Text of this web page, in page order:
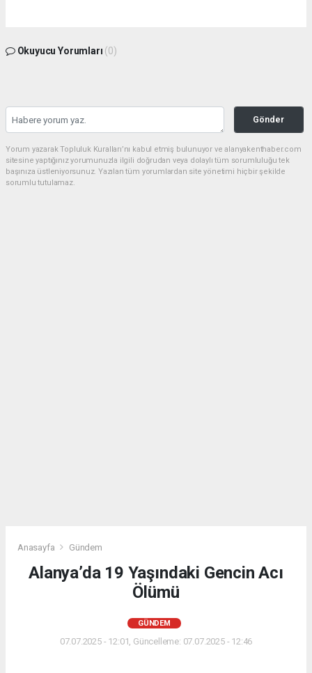
Okuyucu Yorumları (0)
Gönder
Yorum yazarak Topluluk Kuralları’nı kabul etmiş bulunuyor ve alanyakenthaber.com
sitesine yaptığınız yorumunuzla ilgili doğrudan veya dolaylı tüm sorumluluğu tek
başınıza üstleniyorsunuz. Yazılan tüm yorumlardan site yönetimi hiçbir şekilde
sorumlu tutulamaz.
Anasayfa Gündem
Alanya’da 19 Yaşındaki Gencin Acı
Ölümü
GÜNDEM
07.07.2025 - 12:01, Güncelleme: 07.07.2025 - 12:46